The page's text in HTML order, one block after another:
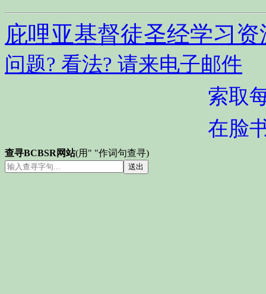
庇哩亚基督徒圣经学习资
问题? 看法? 请来电子邮件
索取
在脸
查寻BCBSR网站(用" "作词句查寻)